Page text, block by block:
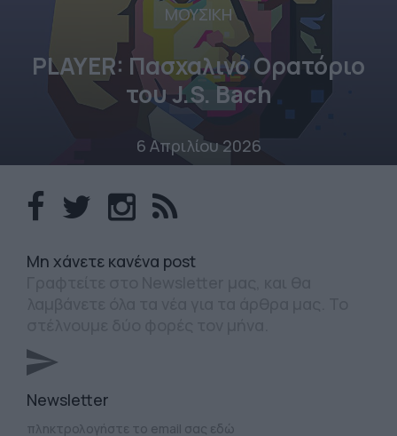
ΜΟΥΣΙΚΗ
PLAYER: Πασχαλινό Ορατόριο
του J.S. Bach
6 Απριλίου 2026
Mη χάνετε κανένα post
Newsletter